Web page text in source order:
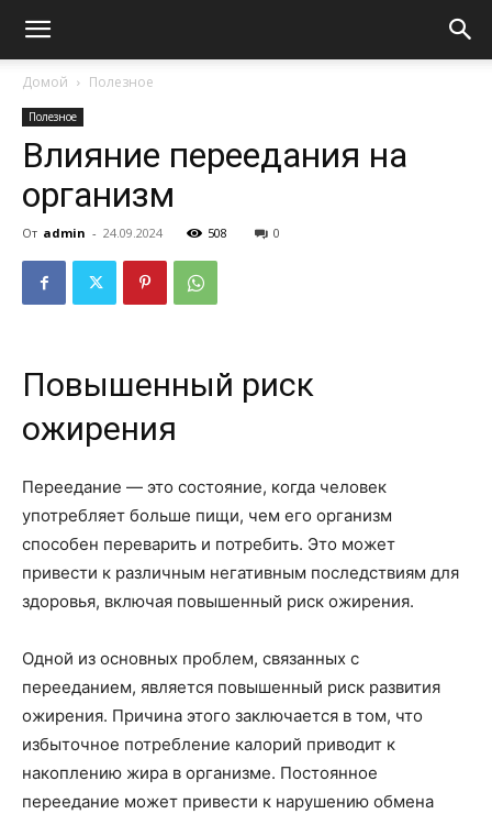
Домой Полезное
Полезное
Влияние переедания на
организм
От admin - 24.09.2024 508 0
Повышенный риск
ожирения
Переедание — это состояние, когда человек
употребляет больше пищи, чем его организм
способен переварить и потребить. Это может
привести к различным негативным последствиям для
здоровья, включая повышенный риск ожирения.
Одной из основных проблем, связанных с
перееданием, является повышенный риск развития
ожирения. Причина этого заключается в том, что
избыточное потребление калорий приводит к
накоплению жира в организме. Постоянное
переедание может привести к нарушению обмена